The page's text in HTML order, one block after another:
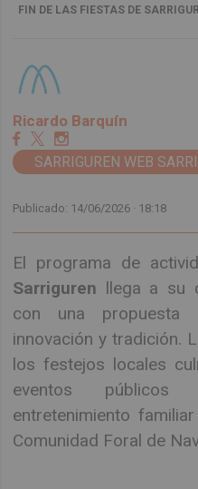
FIN DE LAS FIESTAS DE
Ricardo Barquín
SARRIGUREN WEB
Publicado: 14/06/2026 · 18:18
El programa de
Sarriguren llega a su
con una propuesta
innovación y tradición.
los festejos locales
eventos
entretenimiento
Comunidad Foral de